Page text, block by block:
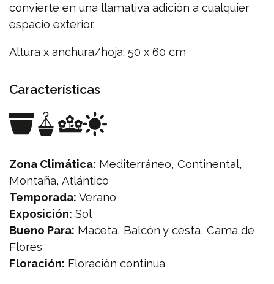
convierte en una llamativa adición a cualquier
espacio exterior.
Altura x anchura/hoja: 50 x 60 cm
Características
Zona Climática: Mediterráneo, Continental,
Montaña, Atlántico
Temporada: Verano
Exposición: Sol
Bueno Para: Maceta, Balcón y cesta, Cama de
Flores
Floración: Floración continua